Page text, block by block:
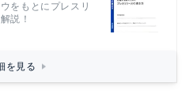
をもとにプレスリ
説！
を見る